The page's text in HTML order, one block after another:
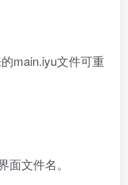
main.iyu文件可重
文件名。